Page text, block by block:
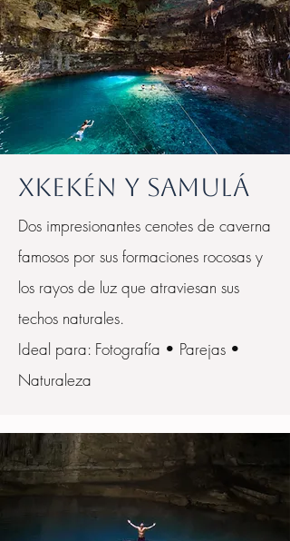
Xkekén y Samulá
Dos impresionantes cenotes de caverna
famosos por sus formaciones rocosas y
los rayos de luz que atraviesan sus
techos naturales.
Ideal para: Fotografía • Parejas •
Naturaleza